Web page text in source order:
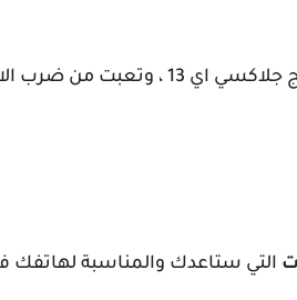
فإذا كنت تلعب لعبه فري فاير بهاتف سامسونج
التي ستاعدك والمناسبة لهاتفك